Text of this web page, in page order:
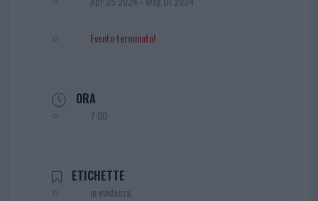
Evento terminato!
ORA
7:00
ETICHETTE
in evidenza